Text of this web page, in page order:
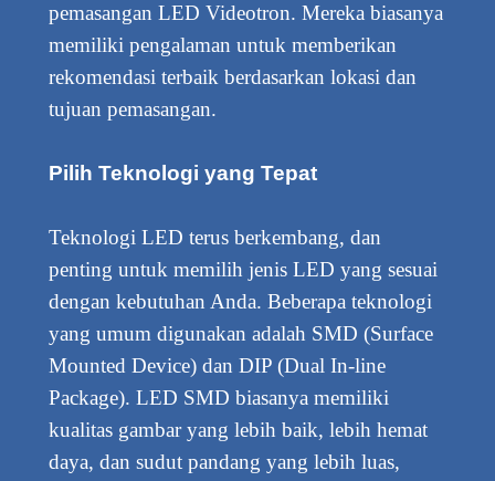
pemasangan LED Videotron. Mereka biasanya
memiliki pengalaman untuk memberikan
rekomendasi terbaik berdasarkan lokasi dan
tujuan pemasangan.
Pilih Teknologi yang Tepat
Teknologi LED terus berkembang, dan
penting untuk memilih jenis LED yang sesuai
dengan kebutuhan Anda. Beberapa teknologi
yang umum digunakan adalah SMD (Surface
Mounted Device) dan DIP (Dual In-line
Package). LED SMD biasanya memiliki
kualitas gambar yang lebih baik, lebih hemat
daya, dan sudut pandang yang lebih luas,